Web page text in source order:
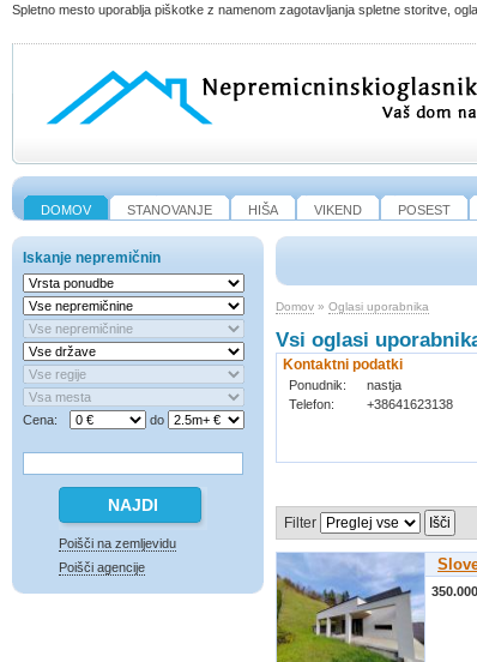
Spletno mesto uporablja piškotke z namenom zagotavljanja spletne storitve,
DOMOV STANOVANJE HIŠA VIKEND POSEST
Iskanje nepremičnin
Cena: do
Poišči na zemljevidu
Poišči agencije
Domov » Oglasi uporabnika
Vsi oglasi
Kontaktni podatki
Ponudnik:
nastja
Telefon: +38641623138
Filter